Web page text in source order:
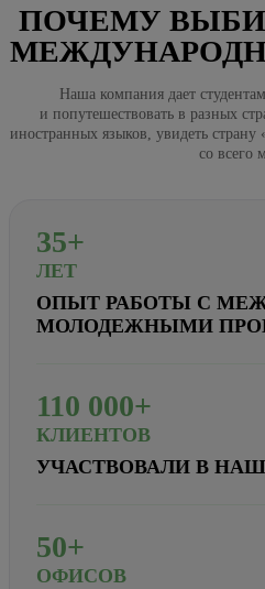
ПОЧЕМУ
Наша компания дает
и попутешествовать в разных
иностранных языков, увидеть страну
со всего
35+
ЛЕТ
ОПЫТ РАБОТЫ С
МОЛОДЕЖНЫМИ
110 000+
КЛИЕНТОВ
УЧАСТВОВАЛИ В
50+
ОФИСОВ